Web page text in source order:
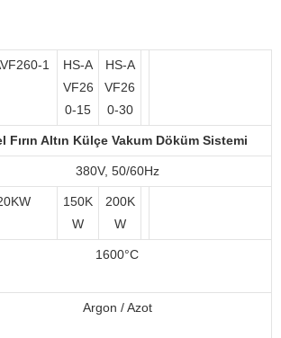
1
HS-A
VF26
0-15
HS-A
VF26
0-30
Fırın Altın Külçe Vakum Döküm Sistemi
380V, 50/60Hz
150K
W
200K
W
1600°C
Argon / Azot